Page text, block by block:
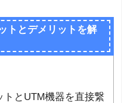
トとデメリットを解
とUTM機器を直接繋